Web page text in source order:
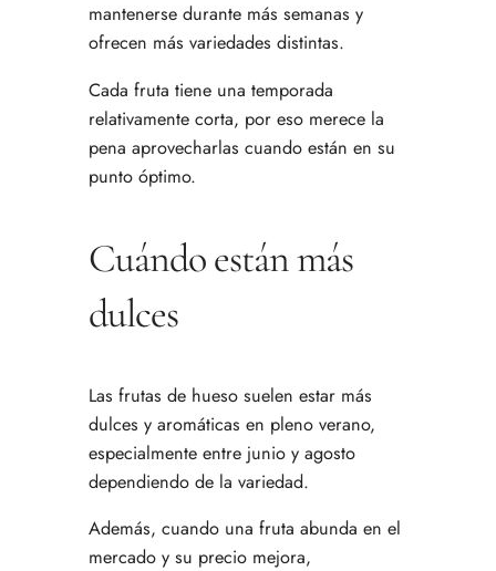
mantenerse durante más semanas y
ofrecen más variedades distintas.
Cada fruta tiene una temporada
relativamente corta, por eso merece la
pena aprovecharlas cuando están en su
punto óptimo.
Cuándo están más
dulces
Las frutas de hueso suelen estar más
dulces y aromáticas en pleno verano,
especialmente entre junio y agosto
dependiendo de la variedad.
Además, cuando una fruta abunda en el
mercado y su precio mejora,